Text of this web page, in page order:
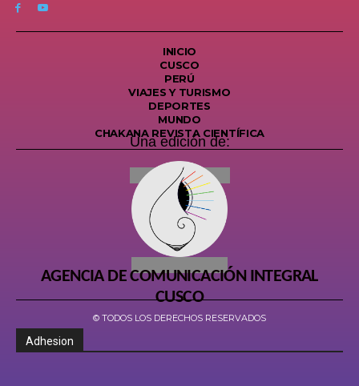
INICIO
CUSCO
PERÚ
VIAJES Y TURISMO
DEPORTES
MUNDO
CHAKANA REVISTA CIENTÍFICA
Una edición de:
AGENCIA DE COMUNICACIÓN INTEGRAL
CUSCO
© TODOS LOS DERECHOS RESERVADOS
Adhesion